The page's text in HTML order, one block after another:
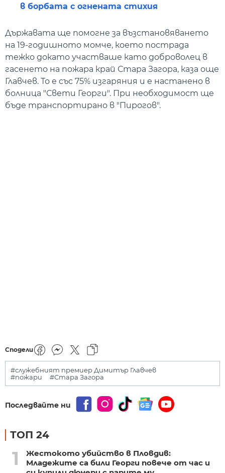
в борбата с огнената стихия
Държавата ще помогне за възстановяването
на 19-годишното момче, което пострада
тежко докато участваше като доброволец в
гасенето на пожара край Стара Загора, каза още
Главчев. То е със 75% изгаряния и е настанено в
болница "Свети Георги". При необходимост ще
бъде транспортирано в "Пирогов".
Сподели
#служебният премиер Димитър Главчев
#пожари
#Стара Загора
Последвайте ни
ТОП 24
1
Жестокото убийство в Пловдив:
Младежите са били Георги повече от час и